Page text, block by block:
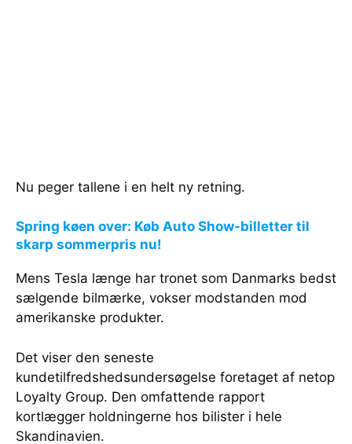
Nu peger tallene i en helt ny retning.
Spring køen over: Køb Auto Show-billetter til
skarp sommerpris nu!
Mens Tesla længe har tronet som Danmarks bedst
sælgende bilmærke, vokser modstanden mod
amerikanske produkter.
Det viser den seneste
kundetilfredshedsundersøgelse foretaget af netop
Loyalty Group. Den omfattende rapport
kortlægger holdningerne hos bilister i hele
Skandinavien.